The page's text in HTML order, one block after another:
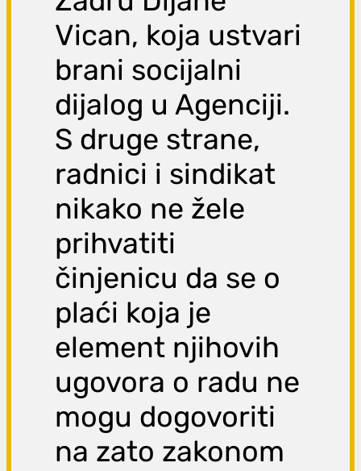
Vican, koja ustvari
brani socijalni
dijalog u Agenciji.
S druge strane,
radnici i sindikat
nikako ne žele
prihvatiti
činjenicu da se o
plaći koja je
element njihovih
ugovora o radu ne
mogu dogovoriti
na zato zakonom